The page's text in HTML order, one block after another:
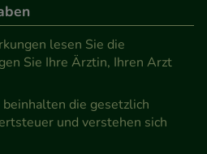
lesen Sie die
Sie Ihre Ärztin, Ihren Arzt
die gesetzlich
und verstehen sich